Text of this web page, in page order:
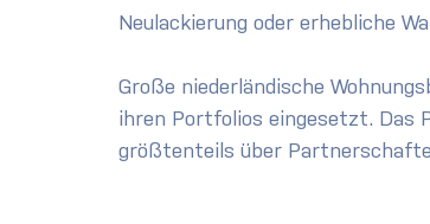
Neulackierung oder erhebliche
Große niederländische
ihren Portfolios eingesetzt. Das
größtenteils über